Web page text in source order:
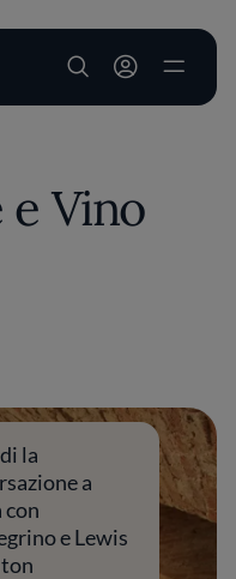
User account
e Vino
la
a
e Lewis